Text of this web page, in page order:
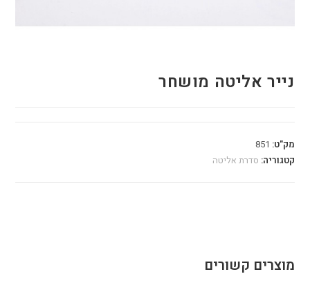
נייר אליטה מושחר
מק"ט: 851
קטגוריה: סדרת אליטה
מוצרים קשורים